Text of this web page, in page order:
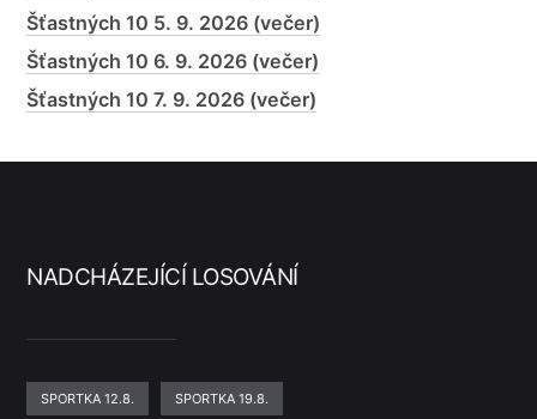
Šťastných 10 5. 9. 2026 (večer)
Šťastných 10 6. 9. 2026 (večer)
Šťastných 10 7. 9. 2026 (večer)
NADCHÁZEJÍCÍ LOSOVÁNÍ
SPORTKA 12.8. SPORTKA 19.8.